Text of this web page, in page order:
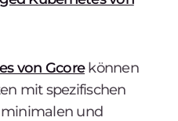
von Gcorekönnen
mit spezifischen
und